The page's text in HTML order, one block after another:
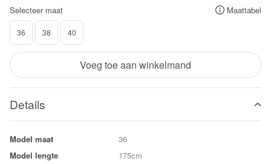
Selecteer maat Maattabel
36 38 40
Voeg toe aan winkelmand
Details
Model maat
36
Model lengte
175cm